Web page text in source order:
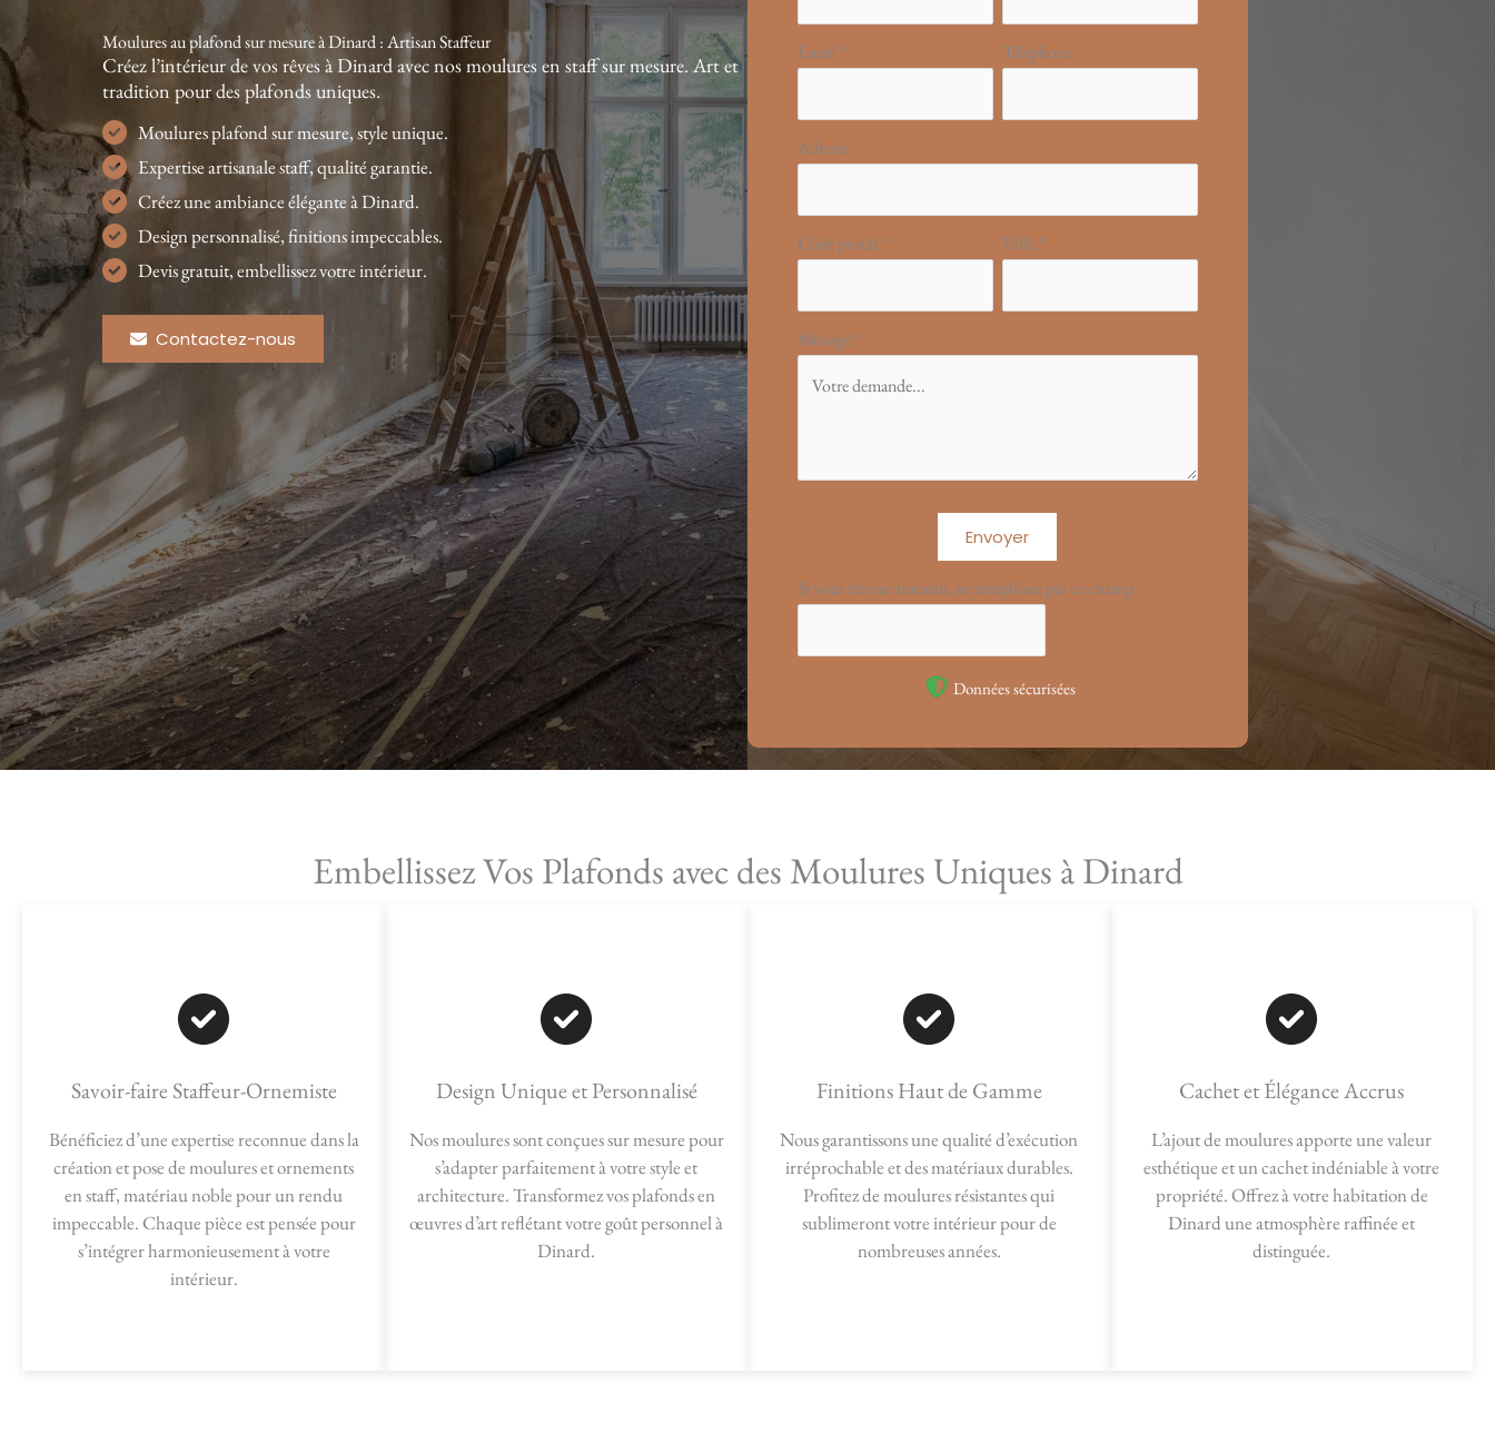
Moulures au plafond sur mesure à Dinard : Artisan Staffeur
Créez l’intérieur de vos rêves à Dinard avec nos moulures en staff sur mesure. Art et
tradition pour des plafonds uniques.
Moulures plafond sur mesure, style unique.
Expertise artisanale staff, qualité garantie.
Créez une ambiance élégante à Dinard.
Design personnalisé, finitions impeccables.
Devis gratuit, embellissez votre intérieur.
Contactez-nous
Email * Téléphone
Adresse
Code postal * Ville*
Message*
Envoyer
Si vous êtes un humain, ne remplissez pas ce champ.
Données sécurisées
Embellissez Vos Plafonds avec des Moulures Uniques à Dinard
Savoir-faire Staffeur-Ornemiste
Bénéficiez d’une expertise reconnue dans la
création et pose de moulures et ornements
en staff, matériau noble pour un rendu
impeccable. Chaque pièce est pensée pour
s’intégrer harmonieusement à votre
intérieur.
Design Unique et Personnalisé
Nos moulures sont conçues sur mesure pour
s’adapter parfaitement à votre style et
architecture. Transformez vos plafonds en
œuvres d’art reflétant votre goût personnel à
Dinard.
Finitions Haut de Gamme
Nous garantissons une qualité d’exécution
irréprochable et des matériaux durables.
Profitez de moulures résistantes qui
sublimeront votre intérieur pour de
nombreuses années.
Cachet et Élégance Accrus
L’ajout de moulures apporte une valeur
esthétique et un cachet indéniable à votre
propriété. Offrez à votre habitation de
Dinard une atmosphère raffinée et
distinguée.